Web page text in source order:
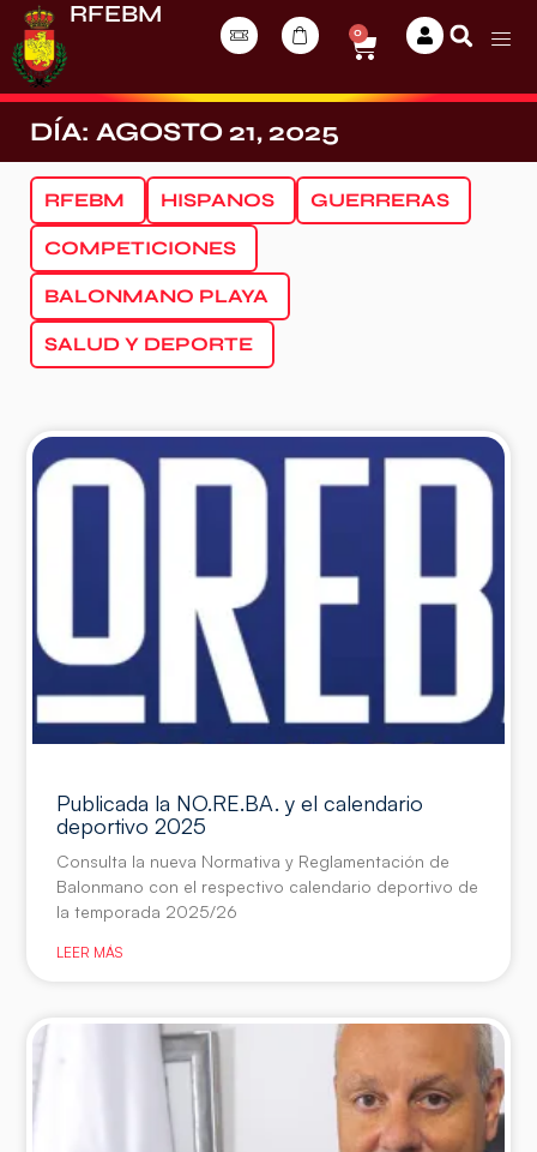
RFEBM
0
DÍA: AGOSTO 21, 2025
RFEBM HISPANOS GUERRERAS
COMPETICIONES
BALONMANO PLAYA
SALUD Y DEPORTE
Publicada la NO.RE.BA. y el calendario
deportivo 2025
Consulta la nueva Normativa y Reglamentación de
Balonmano con el respectivo calendario deportivo de
la temporada 2025/26
LEER MÁS